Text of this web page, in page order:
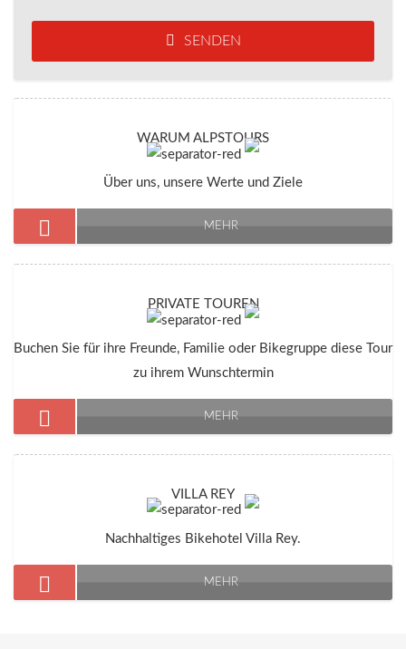
SENDEN
WARUM ALPSTOURS
Über uns, unsere Werte und Ziele
MEHR
PRIVATE TOUREN
Buchen Sie für ihre Freunde, Familie oder Bikegruppe diese Tour
zu ihrem Wunschtermin
MEHR
VILLA REY
Nachhaltiges Bikehotel Villa Rey.
MEHR